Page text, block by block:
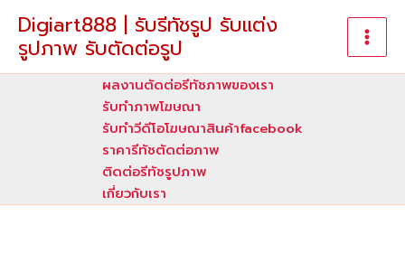
content
Digiart888 | รับรีทัชรูป รับแต่ง
รูปภาพ รับตัดต่อรูป
ผลงานตัดต่อรีทัชภาพของเรา
รับทําภาพโฆษณา
รับทำวีดีโอโฆษณาสินค้าfacebook
ราคารีทัชตัดต่อภาพ
ติดต่อรีทัชรูปภาพ
เกี่ยวกับเรา